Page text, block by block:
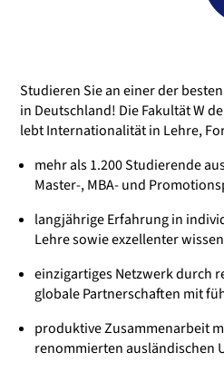
Studieren Sie an einer der
in Deutschland! Die Fakultät W
lebt Internationalität in Lehre,
mehr als 1.200 Studierende
Master-, MBA- und
langjährige Erfahrung in
Lehre sowie exzellenter
einzigartiges Netzwerk durch
globale Partnerschaften mit
produktive Zusammenarbeit
renommierten ausländischen